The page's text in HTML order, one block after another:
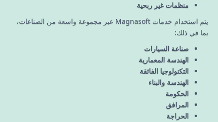
منظمات غير ربحية
يتم استخدام خدمات Magnasoft عبر مجموعة واسعة من الصناعات،
بما في ذلك:
صناعة السيارات
الهندسة المعمارية
التكنولوجيا الفائقة
الهندسة والبناء
الحكومة
المرافق
الحراجة